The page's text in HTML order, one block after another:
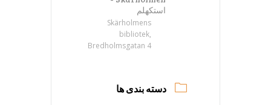
استکهلم
Skärholmens
bibliotek,
Bredholmsgatan 4
دسته بندی ها